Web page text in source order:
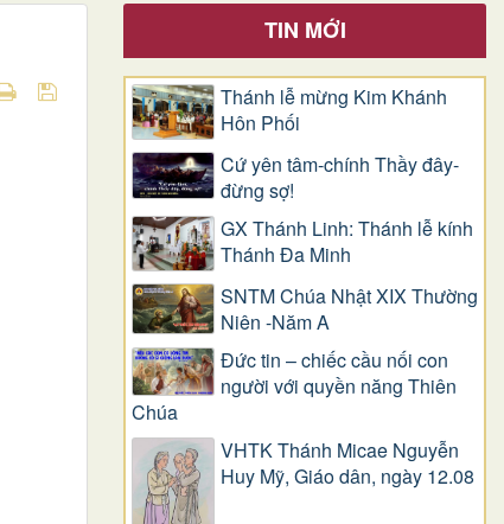
TIN MỚI
Thánh lễ mừng Kim Khánh
Hôn Phối
Cứ yên tâm-chính Thầy đây-
đừng sợ!
GX Thánh Linh: Thánh lễ kính
Thánh Đa Minh
SNTM Chúa Nhật XIX Thường
Niên -Năm A
Đức tin – chiếc cầu nối con
người với quyền năng Thiên
Chúa
VHTK Thánh Micae Nguyễn
Huy Mỹ, Giáo dân, ngày 12.08